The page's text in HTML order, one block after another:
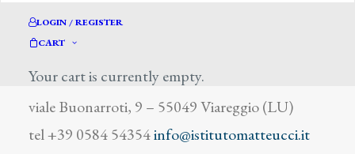
LOGIN / REGISTER
CART
Your cart is currently empty.
Istituto Matteucci
viale Buonarroti, 9 – 55049 Viareggio (LU)
tel +39 0584 54354info@istitutomatteucci.it